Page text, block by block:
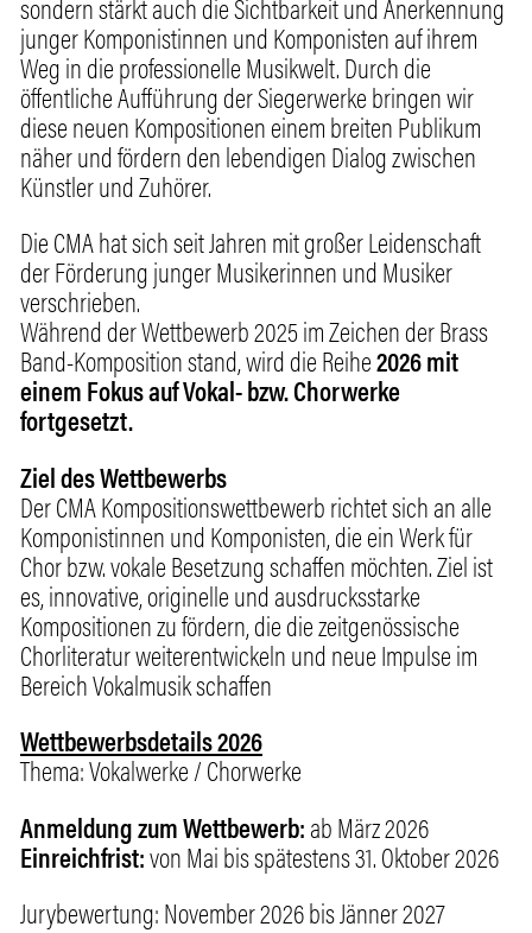
sondern stärkt auch die Sichtbarkeit und Anerkennung
junger Komponistinnen und Komponisten auf ihrem
Weg in die professionelle Musikwelt. Durch die
öffentliche Aufführung der Siegerwerke bringen wir
diese neuen Kompositionen einem breiten Publikum
näher und fördern den lebendigen Dialog zwischen
Künstler und Zuhörer.
Die CMA hat sich seit Jahren mit großer Leidenschaft
der Förderung junger Musikerinnen und Musiker
verschrieben.
Während der Wettbewerb 2025 im Zeichen der Brass
Band-Komposition stand, wird die Reihe2026 mit
einem Fokus auf Vokal- bzw. Chorwerke
fortgesetzt.
Ziel des Wettbewerbs
Der CMA Kompositionswettbewerb richtet sich an alle
Komponistinnen und Komponisten, die ein Werk für
Chor bzw. vokale Besetzung schaffen möchten. Ziel ist
es, innovative, originelle und ausdrucksstarke
Kompositionen zu fördern, die die zeitgenössische
Chorliteratur weiterentwickeln und neue Impulse im
Bereich Vokalmusik schaffen
Wettbewerbsdetails 2026
Thema: Vokalwerke / Chorwerke
Anmeldung zum Wettbewerb:ab März 2026
Einreichfrist:von Mai bis spätestens 31. Oktober 2026
Jurybewertung: November 2026 bis Jänner 2027